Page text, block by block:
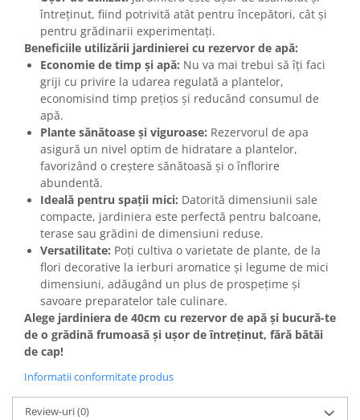
întreținut, fiind potrivită atât pentru începători, cât și
pentru grădinarii experimentați.
Beneficiile utilizării jardinierei cu rezervor de apă:
Economie de timp și apă: Nu va mai trebui să îți faci
griji cu privire la udarea regulată a plantelor,
economisind timp prețios și reducând consumul de
apă.
Plante sănătoase și viguroase: Rezervorul de apa
asigură un nivel optim de hidratare a plantelor,
favorizând o creștere sănătoasă și o înflorire
abundentă.
Ideală pentru spații mici: Datorită dimensiunii sale
compacte, jardiniera este perfectă pentru balcoane,
terase sau grădini de dimensiuni reduse.
Versatilitate: Poți cultiva o varietate de plante, de la
flori decorative la ierburi aromatice și legume de mici
dimensiuni, adăugând un plus de prospețime și
savoare preparatelor tale culinare.
Alege jardiniera de 40cm cu rezervor de apă și bucură-te
de o grădină frumoasă și ușor de întreținut, fără bătăi
de cap!
Informatii conformitate produs
Review-uri(0)